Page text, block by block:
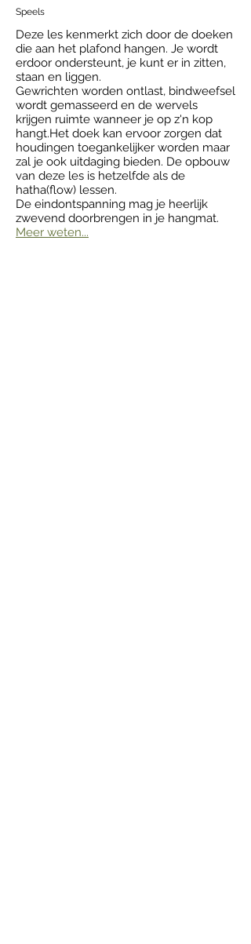
Speels
Deze les kenmerkt zich door de doeken
die aan het plafond hangen. Je wordt
erdoor ondersteunt, je kunt er in zitten,
staan en liggen.
Gewrichten worden ontlast, bindweefsel
wordt gemasseerd en de wervels
krijgen ruimte wanneer je op z'n kop
hangt.Het doek kan ervoor zorgen dat
houdingen toegankelijker worden maar
zal je ook uitdaging bieden. De opbouw
van deze les is hetzelfde als de
hatha(flow) lessen.
De eindontspanning mag je heerlijk
zwevend doorbrengen in je hangmat.
Meer weten...